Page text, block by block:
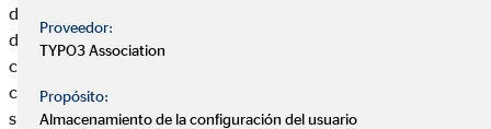
de que el acceso y uso de la página y todos los subdominios y
directorios incluidos bajo la misma (en adelante,
conjuntamente denominados como el “Web de OVB”), así
como los servicios que a través de él se puedan obtener, están
sujetos a los términos que se detallan en este Aviso Legal.
Proveedor:
TYPO3 Association
Propósito:
Almacenamiento de la configuración del usuario